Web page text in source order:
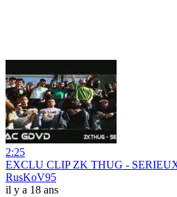
2:25
EXCLU CLIP ZK THUG -
RusKoV95
il y a 18 ans